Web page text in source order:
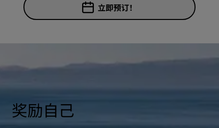
立即预订！
奖励自己